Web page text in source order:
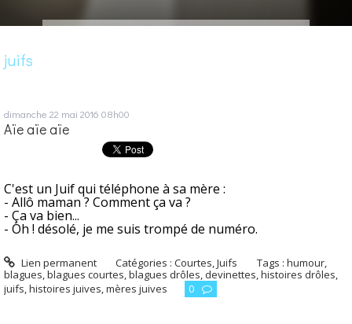
juifs
dimanche 22 mai 2016 08h00
Aïe aïe aïe
C'est un Juif qui téléphone à sa mère :
- Allô maman ? Comment ça va ?
- Ça va bien...
- Oh ! désolé, je me suis trompé de numéro.
Lien permanent Catégories :Courtes,Juifs Tags :humour,
blagues,blagues courtes,blagues drôles, devinettes,histoires drôles,
juifs,histoires juives,mères juives 0